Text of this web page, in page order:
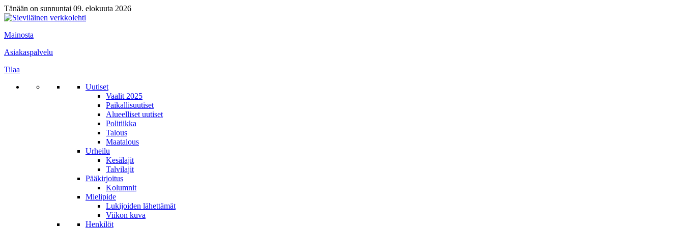
Tänään on sunnuntai 09. elokuuta 2026
Mainosta
Asiakaspalvelu
Tilaa
Uutiset
Vaalit 2025
Paikallisuutiset
Alueelliset uutiset
Politiikka
Talous
Maatalous
Urheilu
Kesälajit
Talvilajit
Pääkirjoitus
Kolumnit
Mielipide
Lukijoiden lähettämät
Viikon kuva
Henkilöt